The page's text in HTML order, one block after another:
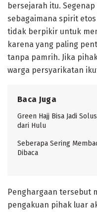
bersejarah itu.
sebagaimana spirit
tidak berpikir untuk
karena yang paling
tanpa pamrih. Jika
warga persyarikatan
Baca Juga
Green Hajj Bisa Jadi
dari Hulu
Seberapa Sering
Dibaca
Penghargaan tersebut
pengakuan pihak luar